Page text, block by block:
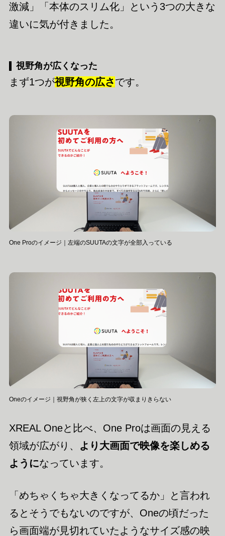
激減」「本体のスリム化」という3つの大きな
違いに気が付きました。
視野角が広くなった
まず1つが視野角の広さです。
One Proのイメージ｜左端のSUUTAの文字が全部入っている
Oneのイメージ｜視野角が狭く左上の文字が収まりきらない
XREAL Oneと比べ、One Proは画面の見える
領域が広がり、 より大画面で映像を楽しめる
ようになっています。
「めちゃくちゃ大きくなってるか」と言われ
るとそうでもないのですが、Oneの頃だった
ら画面端が見切れていたようなサイズ感の映